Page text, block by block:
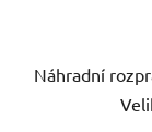
Náhradní